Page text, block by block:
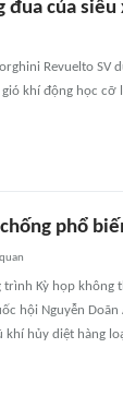
của
Revuelto
khí động học cỡ
phổ
trình Kỳ họp
hội Nguyễn
khí hủy diệt hàng